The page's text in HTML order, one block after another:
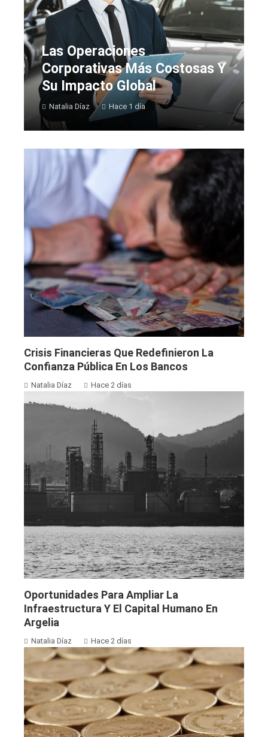
Las Operaciones
Corporativas Más Costosas Y
Su Impacto Global
Natalia Díaz Hace 1 día
Crisis Financieras Que Redefinieron La
Confianza Pública En Los Bancos
Natalia Díaz Hace 2 días
Oportunidades Para Ampliar La
Infraestructura Y El Capital Humano En
Argelia
Natalia Díaz Hace 2 días